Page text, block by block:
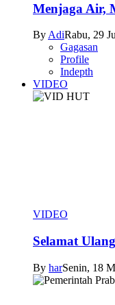
Menjaga Air,
ByAdiRabu, 29
Gagasan
Profile
Indepth
VIDEO
VIDEO
Selamat
By harSenin, 18